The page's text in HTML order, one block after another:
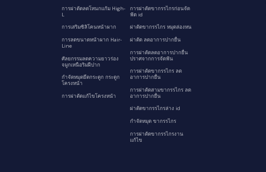
การผ่าตัดลดโหนกแก้ม High-
L
การเสริมซิลิโคนหน้าผาก
การลดขนาดหน้าผาก Hair-
Line
ศัลยกรรมลดความยาวร่อง
จมูกเหนือริมฝีปาก
กำจัดหมุดยึดกระดูก กระดูก
โครงหน้า
การผ่าตัดแก้ไขโครงหน้า
การผ่าตัดขากรรไกรก่อนจัด
ฟัด id
ผ่าตัดขากรรไกร หมุดล่องหน
ผ่าตัด ลดอาการปากยื่น
การผ่าตัดลดอาการปากยื่น
ปราศจากการจัดฟัน
การผ่าตัดขากรรไกร ลด
อาการปากยื่น
การผ่าตัดสามขากรรไกร ลด
อาการปากยื่น
ผ่าตัดขากรรไกรล่าง id
กำจัดหมุด ขากรรไกร
การผ่าตัดขากรรไกรงาน
แก้ไข